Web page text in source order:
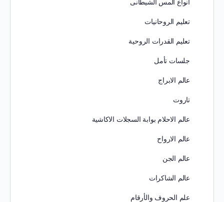
تعليم الروحانيات
تعليم القدرات الروحية
جلسات تأمل
عالم الابراج
تاروت
عالم الاحلام بوابة السجلات الاكاشية
عالم الارواح
عالم الجن
عالم الشاكرات
علم الحروف والأرقام